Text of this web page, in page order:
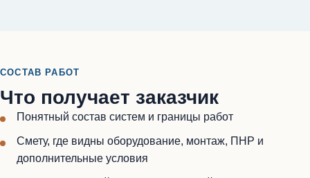
СОСТАВ РАБОТ
Что получает заказчик
Понятный состав систем и границы работ
Смету, где видны оборудование, монтаж, ПНР и
дополнительные условия